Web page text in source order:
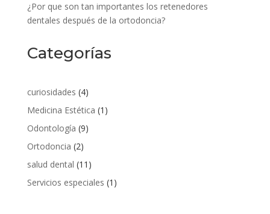
¿Por que son tan importantes los retenedores
dentales después de la ortodoncia?
Categorías
curiosidades (4)
Medicina Estética (1)
Odontología (9)
Ortodoncia (2)
salud dental (11)
Servicios especiales (1)